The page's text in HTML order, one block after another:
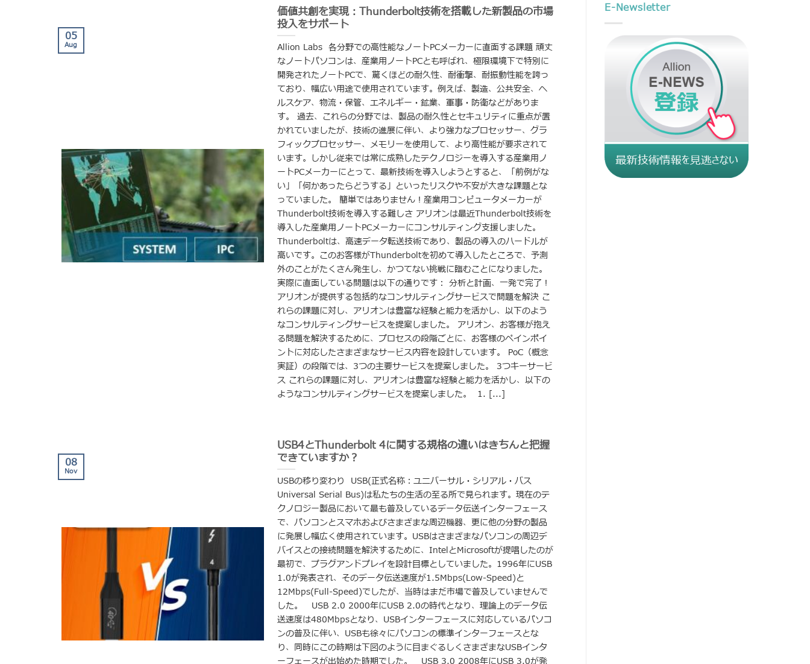
価値共創を実現：Thunderbolt技術を搭載した新製品の市場
投入をサポート
Allion Labs 各分野での高性能なノートPCメーカーに直面する課題 頑丈
なノートパソコンは、産業用ノートPCとも呼ばれ、極限環境下で特別に
開発されたノートPCで、驚くほどの耐久性、耐衝撃、耐振動性能を誇っ
ており、幅広い用途で使用されています。例えば、製造、公共安全、ヘ
ルスケア、物流・保管、エネルギー・鉱業、軍事・防衛などがありま
す。 過去、これらの分野では、製品の耐久性とセキュリティに重点が置
かれていましたが、技術の進展に伴い、より強力なプロセッサー、グラ
フィックプロセッサー、メモリーを使用して、より高性能が要求されて
います。しかし従来では常に成熟したテクノロジーを導入する産業用ノ
ートPCメーカーにとって、最新技術を導入しようとすると、「前例がな
い」「何かあったらどうする」といったリスクや不安が大きな課題とな
っていました。 簡単ではありません！産業用コンピュータメーカーが
Thunderbolt技術を導入する難しさ アリオンは最近Thunderbolt技術を
導入した産業用ノートPCメーカーにコンサルティング支援しました。
Thunderboltは、高速データ転送技術であり、製品の導入のハードルが
高いです。このお客様がThunderboltを初めて導入したところで、予測
外のことがたくさん発生し、かつてない挑戦に臨むことになりました。
実際に直面している問題は以下の通りです： 分析と計画、一発で完了！
アリオンが提供する包括的なコンサルティングサービスで問題を解決 こ
れらの課題に対し、アリオンは豊富な経験と能力を活かし、以下のよう
なコンサルティングサービスを提案しました。 アリオン、お客様が抱え
る問題を解決するために、プロセスの段階ごとに、お客様のペインポイ
ントに対応したさまざまなサービス内容を設計しています。 PoC（概念
実証）の段階では、3つの主要サービスを提案しました。 3つキーサービ
ス これらの課題に対し、アリオンは豊富な経験と能力を活かし、以下の
ようなコンサルティングサービスを提案しました。 1. [...]
05
Aug
USB4とThunderbolt 4に関する規格の違いはきちんと把握
できていますか？
USBの移り変わり USB(正式名称：ユニバーサル・シリアル・バス
Universal Serial Bus)は私たちの生活の至る所で見られます。現在のテ
クノロジー製品において最も普及しているデータ伝送インターフェース
で、パソコンとスマホおよびさまざまな周辺機器、更に他の分野の製品
に発展し幅広く使用されています。USBはさまざまなパソコンの周辺デ
バイスとの接続問題を解決するために、IntelとMicrosoftが提唱したのが
最初で、プラグアンドプレイを設計目標としていました。1996年にUSB
1.0が発表され、そのデータ伝送速度が1.5Mbps(Low-Speed)と
12Mbps(Full-Speed)でしたが、当時はまだ市場で普及していませんで
した。 USB 2.0 2000年にUSB 2.0の時代となり、理論上のデータ伝
送速度は480Mbpsとなり、USBインターフェースに対応しているパソコ
ンの普及に伴い、USBも徐々にパソコンの標準インターフェースとな
り、同時にこの時期は下図のように目まぐるしくさまざまなUSBインタ
ーフェースが出始めた時期でした。 USB 3.0 2008年にUSB 3.0が発
08
Nov
E-Newsletter